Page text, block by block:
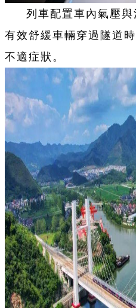
列車配置車內氣壓
有效舒緩車輛穿過隧道
不適症狀。